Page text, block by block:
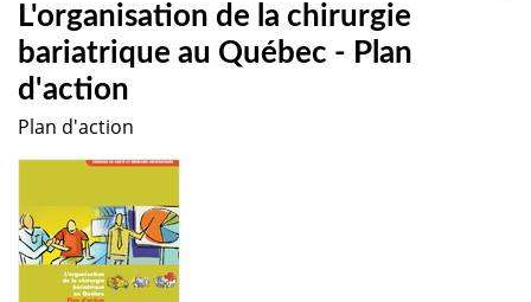
L'organisation de la chirurgie
bariatrique au Québec - Plan
d'action
Plan d'action